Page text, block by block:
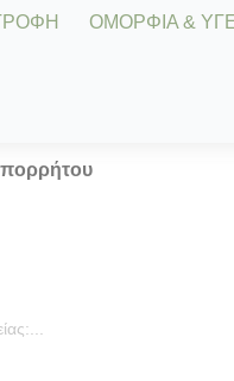
ΟΜΟΡΦΙΑ &